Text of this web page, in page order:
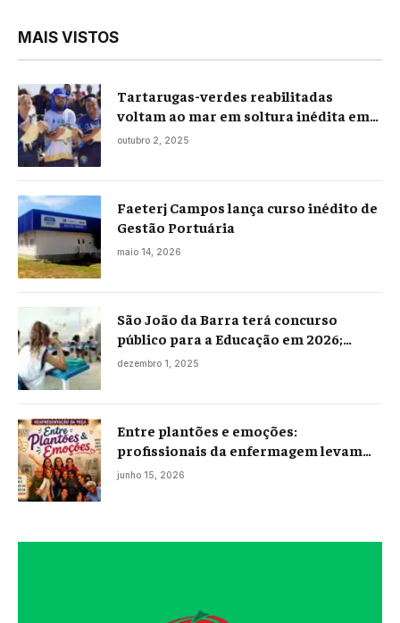
MAIS VISTOS
Tartarugas-verdes reabilitadas
voltam ao mar em soltura inédita em
Praia Seca
outubro 2, 2025
Faeterj Campos lança curso inédito de
Gestão Portuária
maio 14, 2026
São João da Barra terá concurso
público para a Educação em 2026;
projeto já está na Câmara
dezembro 1, 2025
Entre plantões e emoções:
profissionais da enfermagem levam
histórias reais ao palco em Campos
junho 15, 2026